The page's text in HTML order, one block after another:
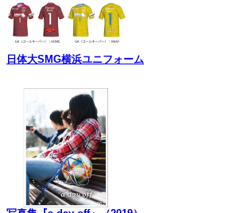
日体大SMG横浜ユニフォーム